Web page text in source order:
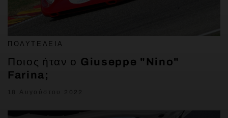
ΠΟΛΥΤΈΛΕΙΑ
Ποιος ήταν ο Giuseppe "Nino"
Farina;
18 Αυγούστου 2022